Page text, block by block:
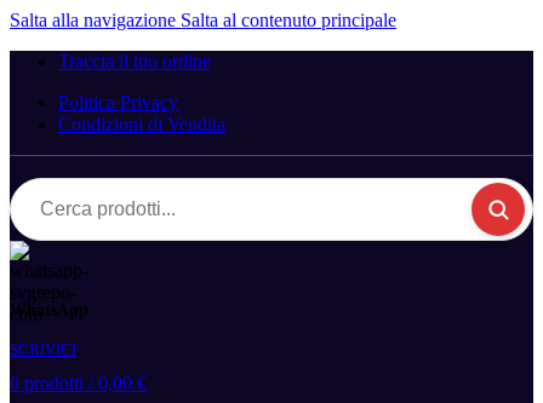
Salta alla navigazione Salta al contenuto principale
Traccia il tuo ordine
Politica Privacy
Condizioni di Vendita
Cerca
prodotti...
WhatsApp
SCRIVICI
0 prodotti / 0,00 €